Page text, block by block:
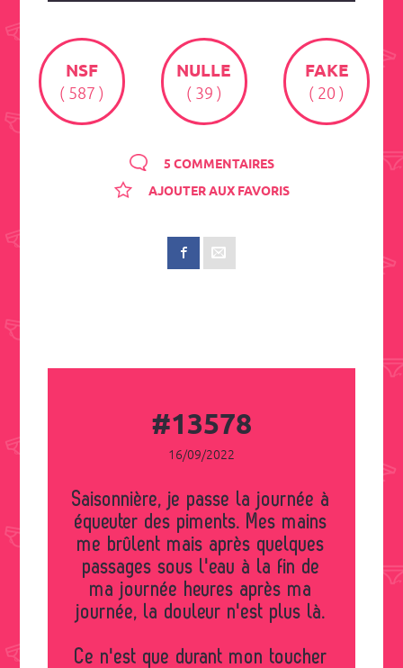
NSF
( 587 )
NULLE
( 39 )
FAKE
( 20 )
5 COMMENTAIRES
AJOUTER AUX FAVORIS
#13578
16/09/2022
Saisonnière, je passe la journée à
équeuter des piments. Mes mains
me brûlent mais après quelques
passages sous l'eau à la fin de
ma journée heures après ma
journée, la douleur n'est plus là.
Ce n'est que durant mon toucher